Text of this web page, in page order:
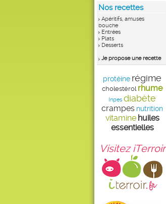
Nos recettes
Apéritifs, amuses
bouche
Entrées
Plats
Desserts
Je propose une recette
protéine régime
cholestérol rhume
Inpes diabète
crampes nutrition
vitamine huiles
essentielles
Visitez iTerroir